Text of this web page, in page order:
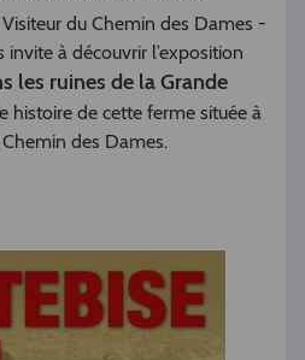
du Chemin des Dames -
à découvrir l’exposition
les ruines de la Grande
histoire de cette ferme située à
des Dames.